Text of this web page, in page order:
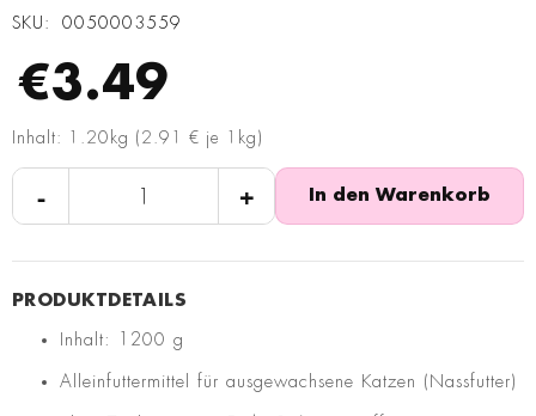
SKU 0050003559
€3.49
Inhalt: 1.20kg (2.91 € je 1kg)
- + In den Warenkorb
Inhalt: 1200 g
Alleinfuttermittel für ausgewachsene Katzen (Nassfutter)